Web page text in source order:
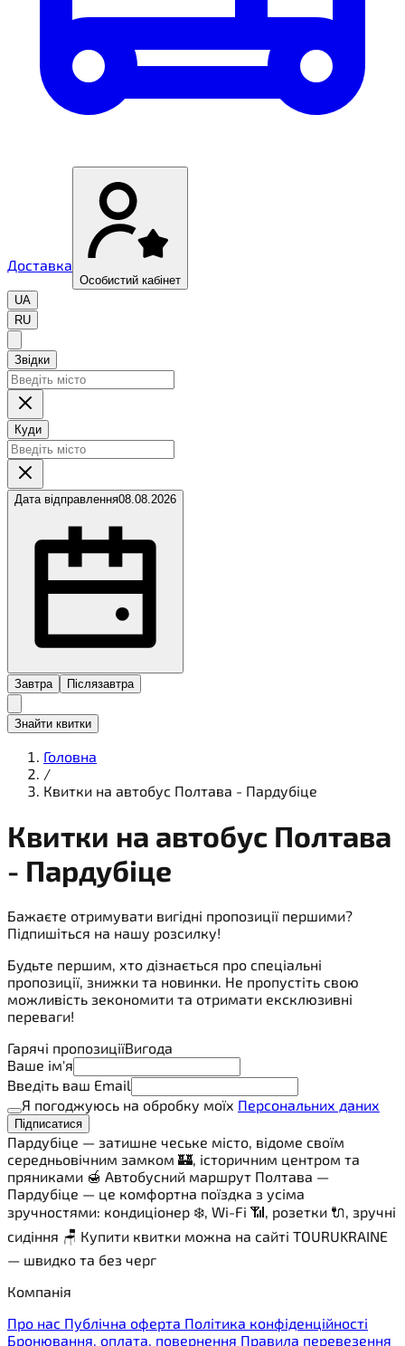
Доставка
Особистий кабінет
UA
RU
Звідки
Куди
Дата відправлення08.08.2026
Завтра Післязавтра
Знайти квитки
Головна
/
Квитки на автобус Полтава - Пардубіце
Квитки на автобус Полтава
- Пардубіце
Бажаєте отримувати вигідні пропозиції першими?
Підпишіться на нашу розсилку!
Будьте першим, хто дізнається про спеціальні
пропозиції, знижки та новинки. Не пропустіть свою
можливість зекономити та отримати ексклюзивні
переваги!
Гарячі пропозиціїВигода
Ваше ім'я
Введіть ваш Email
Я погоджуюсь на обробку моїх Персональних даних
Підписатися
Пардубіце — затишне чеське місто, відоме своїм
середньовічним замком 🏰, історичним центром та
пряниками 🍯 Автобусний маршрут Полтава —
Пардубіце — це комфортна поїздка з усіма
зручностями: кондиціонер ❄️, Wi-Fi 📶, розетки 🔌, зручні
сидіння 🪑 Купити квитки можна на сайті TOURUKRAINE
— швидко та без черг
Компанія
Про нас Публічна оферта Політика конфіденційності
Бронювання, оплата, повернення Правила перевезення